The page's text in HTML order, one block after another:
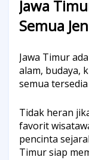
Jawa
Semua
Jawa Timur
alam, budaya,
semua
Tidak heran
favorit
pencinta
Timur siap